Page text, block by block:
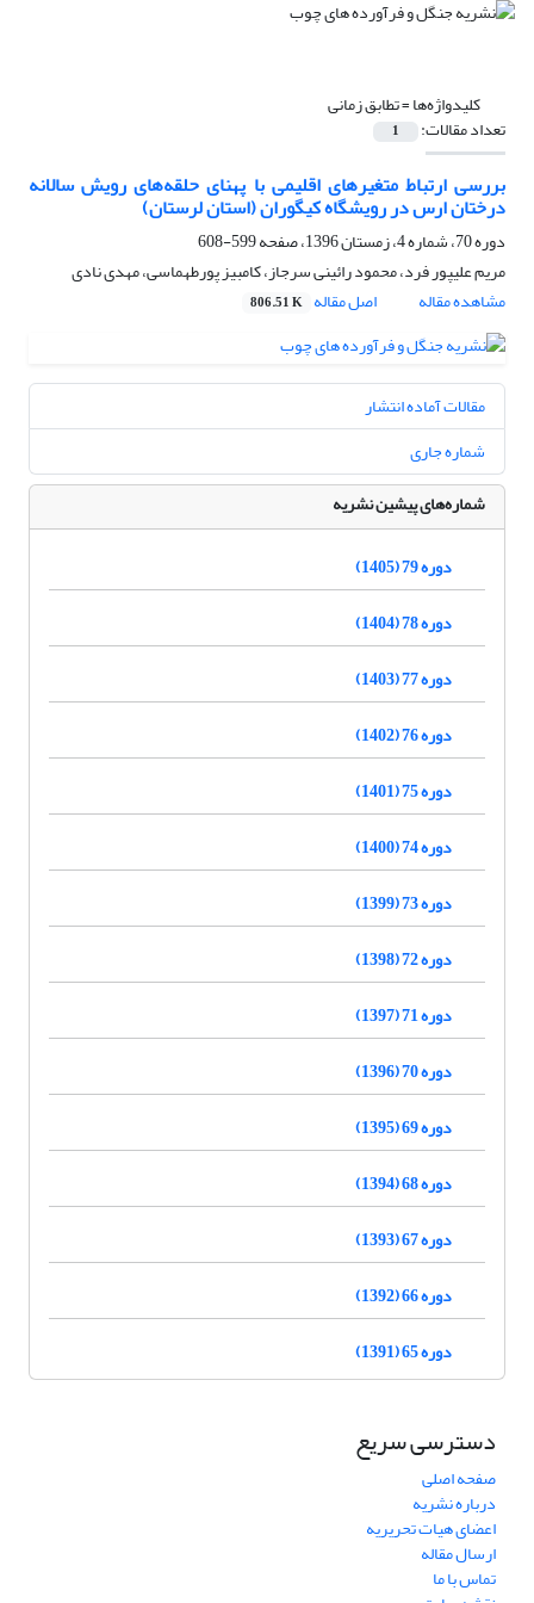
کلیدواژه‌ها =تطابق زمانی
تعداد مقالات: 1
بررسی ارتباط متغیرهای اقلیمی با پهنای حلقه‌های رویش سالانه
درختان ارس در رویشگاه کیگوران (استان لرستان)
دوره 70، شماره 4، زمستان 1396، صفحه
599-608
مریم علیپور فرد، محمود رائینی سرجاز، کامبیز پورطهماسی، مهدی نادی
مشاهده مقاله
اصل مقاله 806.51 K
مقالات آماده انتشار
شماره جاری
شماره‌های پیشین نشریه
دوره 79 (1405)
دوره 78 (1404)
دوره 77 (1403)
دوره 76 (1402)
دوره 75 (1401)
دوره 74 (1400)
دوره 73 (1399)
دوره 72 (1398)
دوره 71 (1397)
دوره 70 (1396)
دوره 69 (1395)
دوره 68 (1394)
دوره 67 (1393)
دوره 66 (1392)
دوره 65 (1391)
دسترسی سریع
صفحه اصلی
درباره نشریه
اعضای هیات تحریریه
ارسال مقاله
تماس با ما